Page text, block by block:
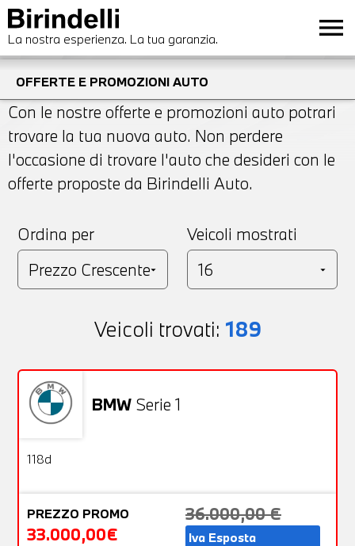
La nostra esperienza. La tua garanzia. menu
OFFERTE E PROMOZIONI AUTO
Con le nostre offerte e promozioni auto potrari
trovare la tua nuova auto. Non perdere
l'occasione di trovare l'auto che desideri con le
offerte proposte da Birindelli Auto.
Ordina per Veicoli mostrati
Veicoli trovati: 189
BMW Serie 1
Aziendale
118d
PREZZO PROMO
33.000,00€
36.000,00 €
Iva Esposta